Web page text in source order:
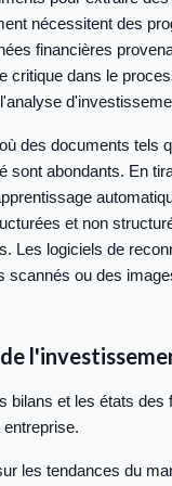
nécessitent des
financières
critique dans le
des documents tels
sont abondants. En
et non
Les logiciels de
scannés ou des
bilans et les états des
les tendances du